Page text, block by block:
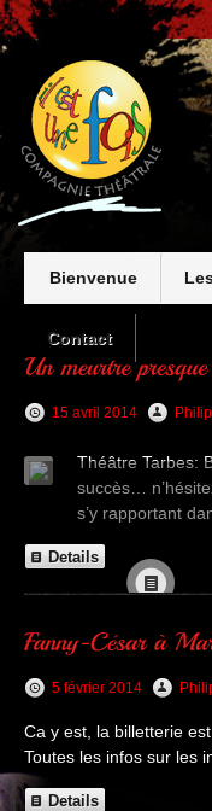
Bienvenue
Contact
15 avril 2014
Théâtre Tarbes:
succès…
s’y rapportant
Details
5 février 2014
Ca y est, la billetterie
Toutes les infos sur les
Details